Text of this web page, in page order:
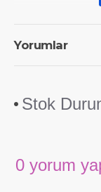
Yorumlar
Stok
0 yorum